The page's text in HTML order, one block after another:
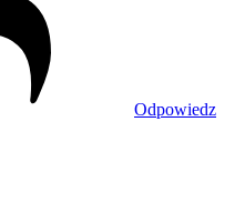
Odpowiedz